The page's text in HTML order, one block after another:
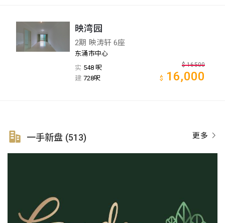
映湾园
2期 映涛轩 6座
东涌市中心
实 548 呎
建 728呎
$ 16500
$ 16,000
更多
一手新盘 (513)